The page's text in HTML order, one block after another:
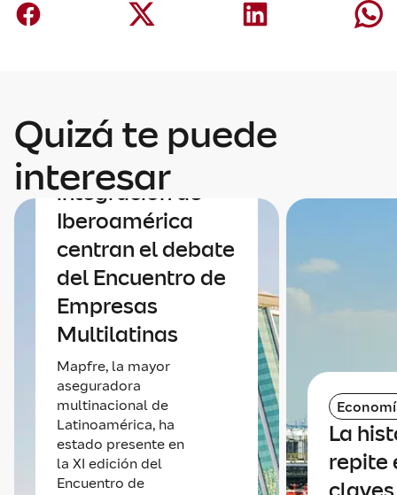
Quizá te puede
interesar
Economía
Economía e
integración de
Iberoamérica
centran el debate
del Encuentro de
Empresas
Multilatinas
Mapfre, la mayor
aseguradora
multinacional de
Latinoamérica, ha
estado presente en
la XI edición del
Encuentro de
La
repite